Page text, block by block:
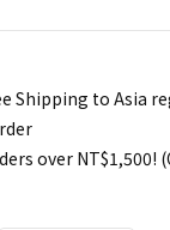
Shipping to Asia
over NT$1,500!